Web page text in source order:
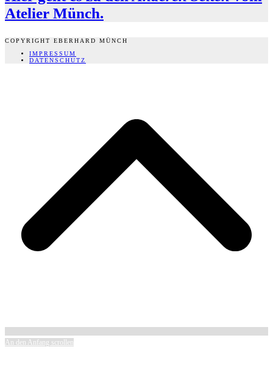
Atelier Münch.
COPYRIGHT EBERHARD MÜNCH
IMPRESSUM
DATENSCHUTZ
An den Anfang scrollen